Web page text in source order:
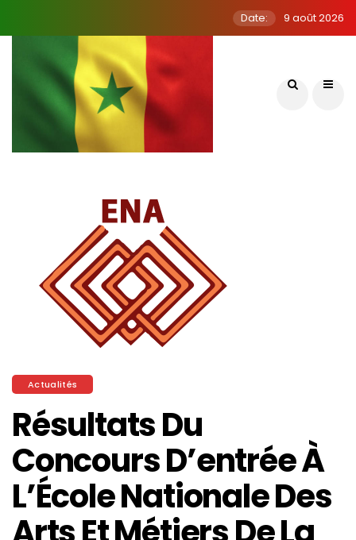
Date: 9 août 2026
Actualités
Résultats Du
Concours D’entrée À
L’École Nationale Des